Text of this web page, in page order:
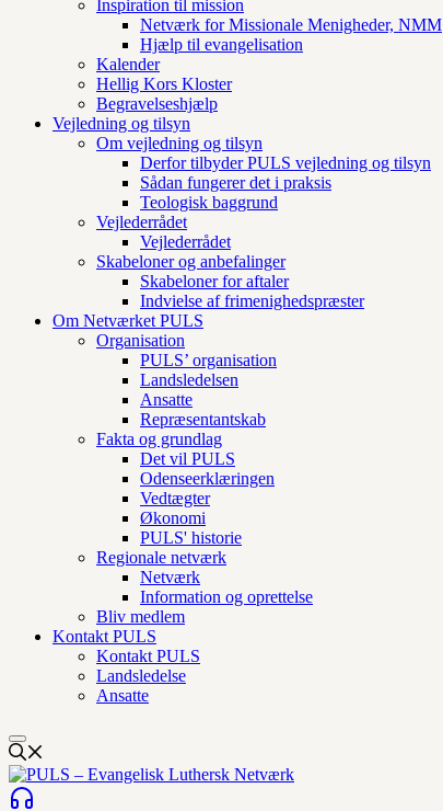
Inspiration til mission
Netværk for Missionale Menigheder, NMM
Hjælp til evangelisation
Kalender
Hellig Kors Kloster
Begravelseshjælp
Vejledning og tilsyn
Om vejledning og tilsyn
Derfor tilbyder PULS vejledning og tilsyn
Sådan fungerer det i praksis
Teologisk baggrund
Vejlederrådet
Vejlederrådet
Skabeloner og anbefalinger
Skabeloner for aftaler
Indvielse af frimenighedspræster
Om Netværket PULS
Organisation
PULS’ organisation
Landsledelsen
Ansatte
Repræsentantskab
Fakta og grundlag
Det vil PULS
Odenseerklæringen
Vedtægter
Økonomi
PULS' historie
Regionale netværk
Netværk
Information og oprettelse
Bliv medlem
Kontakt PULS
Kontakt PULS
Landsledelse
Ansatte